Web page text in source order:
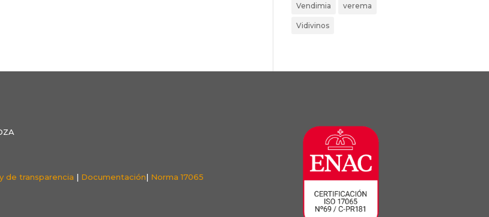
Vendimia verema
Vidivinos
de transparencia | Documentación| Norma 17065